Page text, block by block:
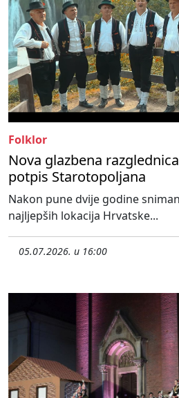
Folklor
Nova glazbena
potpis Starotopoljana
Nakon pune dvije godine
najljepših lokacija Hrvatske...
05.07.2026. u 16:00